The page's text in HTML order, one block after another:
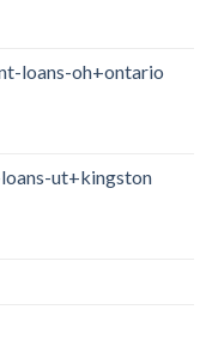
loans-oh+ontario
ut+kingston